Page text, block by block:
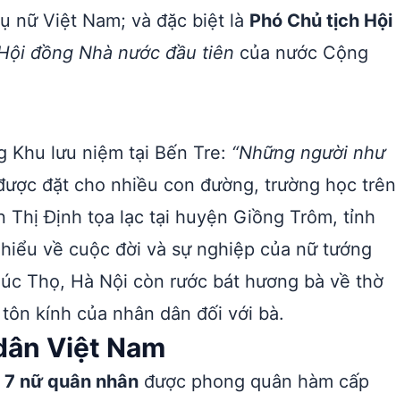
nữ Việt Nam; và đặc biệt là Phó Chủ tịch Hội
đồng Nhà nước đầu tiên của nước Cộng
Khu lưu niệm tại Bến Tre: “Những người như
đặt cho nhiều con đường, trường học trên
Thị Định tọa lạc tại huyện Giồng Trôm, tỉnh
về cuộc đời và sự nghiệp của nữ tướng
Thọ, Hà Nội còn rước bát hương bà về thờ
kính của nhân dân đối với bà.
Việt Nam
7 nữ quân nhân được phong quân hàm cấp